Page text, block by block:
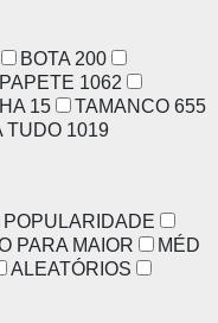
BOTA 200
PAPETE 1062
15 TAMANCO 655
TUDO 1019
POPULARIDADE
PARA MAIOR
MÉD
ALEATÓRIOS